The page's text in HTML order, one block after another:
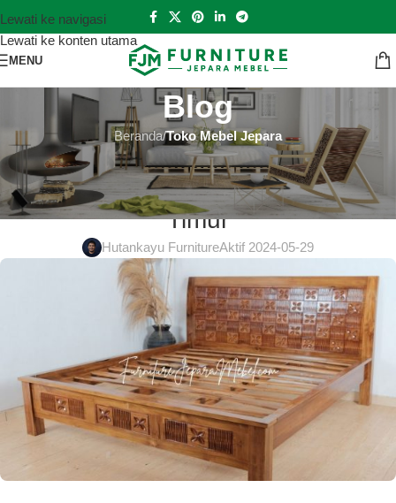
Lewati ke navigasi
Lewati ke konten utama
MENU
Blog
Beranda/Toko Mebel Jepara
TOKO MEBEL JEPARA
Toko Mebel Jepara Manggarai
Timur
Hutankayu FurnitureAktif 2024-05-29